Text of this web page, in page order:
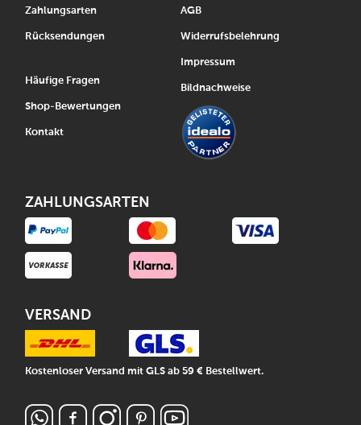
Zahlungsarten
Rücksendungen
Häufige Fragen
Shop-Bewertungen
Kontakt
AGB
Widerrufsbelehrung
Impressum
Bildnachweise
ZAHLUNGSARTEN
VERSAND
Kostenloser Versand mit GLS ab 59 € Bestellwert.